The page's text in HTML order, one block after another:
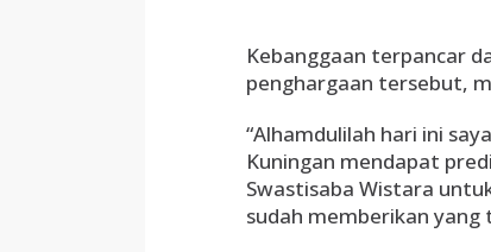
Kebanggaan terpancar
penghargaan tersebut,
“Alhamdulilah hari ini
Kuningan mendapat
Swastisaba Wistara
sudah memberikan yang